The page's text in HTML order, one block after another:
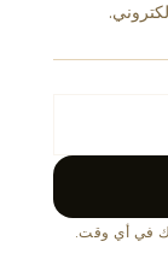
في أي وقت.